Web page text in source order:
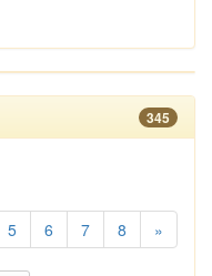
345
5 6 7 8 »